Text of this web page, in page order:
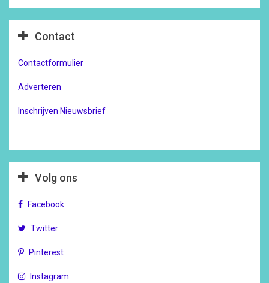
Contact
Contactformulier
Adverteren
Inschrijven Nieuwsbrief
Volg ons
Facebook
Twitter
Pinterest
Instagram